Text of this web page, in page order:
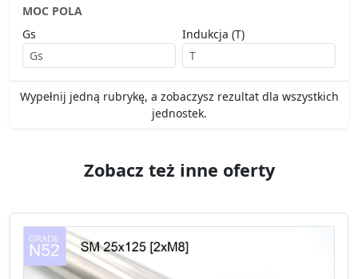
MOC POLA
Gs
Indukcja (T)
Wypełnij jedną rubrykę, a zobaczysz rezultat dla wszystkich
jednostek.
Zobacz też inne oferty